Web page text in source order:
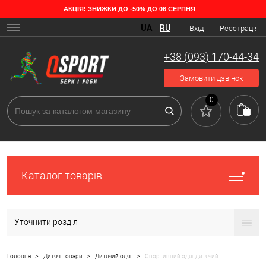
Різноманітність дитячих спортивних костюмів
Універсальна спортивна форма підходить як для занять спортом,
зручний одяг цінується за легкість у догляді та комфорт у русі.
АКЦІЯ! ЗНИЖКИ ДО -50% ДО 06 СЕРПНЯ
Вхід Реєстрація
UA RU
+38 (093) 170-44-34
Замовити дзвінок
0
Каталог товарів
Уточнити розділ
Головна > Дитячі товари > Дитячий одяг > Спортивний одяг дитячий